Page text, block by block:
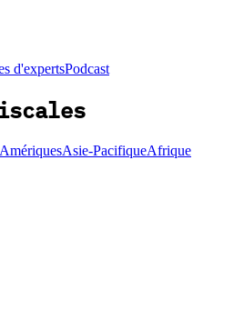
d'expertsPodcast
AmériquesAsie-PacifiqueAfrique